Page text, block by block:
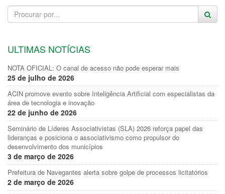
ULTIMAS NOTÍCIAS
NOTA OFICIAL: O canal de acesso não pode esperar mais
25 de julho de 2026
ACIN promove evento sobre Inteligência Artificial com especialistas da
área de tecnologia e inovação
22 de junho de 2026
Seminário de Líderes Associativistas (SLA) 2026 reforça papel das
lideranças e posiciona o associativismo como propulsor do
desenvolvimento dos municípios
3 de março de 2026
Prefeitura de Navegantes alerta sobre golpe de processos licitatórios
2 de março de 2026